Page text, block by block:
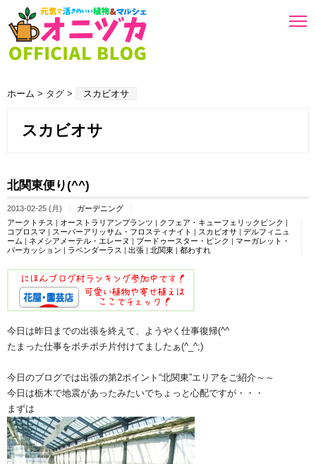
ホーム > タグ > スカビオサ
スカビオサ
北関東便り(^^)
2013-02-25 (月)
ガーデニング
アークトチス | オーストラリアンプランツ | クフェア・キューフェリックピンク |
コプロスマ | スーパーアリッサム・フロスティナイト | スカビオサ | デルフィニュ
ーム | ネメシアメーテル・エレーヌ | ブードゥースター・ピンク | マーガレット・
パーカッション | ラベンダーラス | 出張 | 北関東 | 都わすれ
今日は昨日までの出張を終えて、ようやく仕事復帰(^^ゞ
たまった仕事をボチボチ片付けてましたぁ(^_^;)
今日のブログでは出張の第2ポイント“北関東”エリアをご紹介～～
今日は栃木で地震があったみたいでちょっと心配ですが・・・
まずは